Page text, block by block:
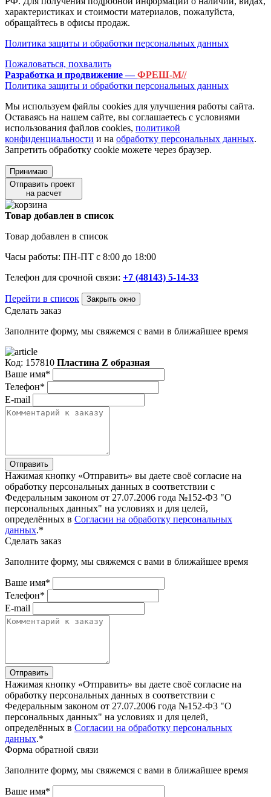
характеристиках и стоимости материалов, пожалуйста,
обращайтесь в офисы продаж.
Политика защиты и обработки персональных данных
Пожаловаться, похвалить
Разработка и продвижение —ФРЕШ-М//
Политика защиты и обработки персональных данных
Мы используем файлы cookies для улучшения работы сайта.
Оставаясь на нашем сайте, вы соглашаетесь с условиями
использования файлов cookies, политикой
конфиденциальности и на обработку персональных данных.
Запретить обработку cookie можете через браузер.
Принимаю
Отправить проект
на расчет
Товар добавлен в список
Товар добавлен в список
Часы работы: ПН-ПТ с 8:00 до 18:00
Телефон для срочной связи: +7 (48143) 5-14-33
Перейти в список Закрыть окно
Сделать заказ
Заполните форму, мы свяжемся с вами в ближайшее время
Код: 157810 Пластина Z образная
Ваше имя*
Телефон*
E-mail
Отправить
Нажимая кнопку «Отправить» вы даете своё согласие на
обработку персональных данных в соответствии с
Федеральным законом от 27.07.2006 года №152-Ф3 "О
персональных данных" на условиях и для целей,
определённых в Согласии на обработку персональных
данных.*
Сделать заказ
Заполните форму, мы свяжемся с вами в ближайшее время
Ваше имя*
Телефон*
E-mail
Отправить
Нажимая кнопку «Отправить» вы даете своё согласие на
обработку персональных данных в соответствии с
Федеральным законом от 27.07.2006 года №152-Ф3 "О
персональных данных" на условиях и для целей,
определённых в Согласии на обработку персональных
данных.*
Форма обратной связи
Заполните форму, мы свяжемся с вами в ближайшее время
Ваше имя*